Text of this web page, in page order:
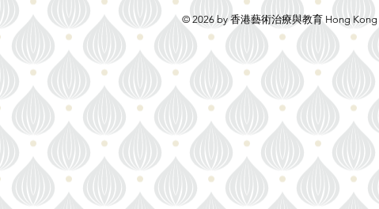
© 2026 by 香港藝術治療與教育 Hong Kong